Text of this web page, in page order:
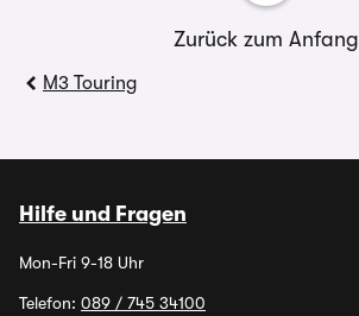
Zurück zum Anfang
M3 Touring
Hilfe und Fragen
Mon-Fri 9-18 Uhr
Telefon: 089 / 745 34100